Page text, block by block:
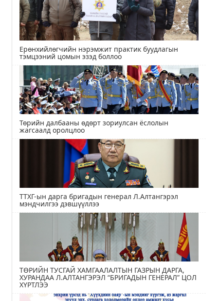
Ерөнхийлөгчийн нэрэмжит практик буудлагын
тэмцээний цомын эзэд боллоо
Төрийн далбааны өдөрт зориулсан ёслолын
жагсаалд оролцлоо
ТТХГ-ын дарга бригадын генерал Л.Алтангэрэл
мэндчилгээ дэвшүүллээ
ТӨРИЙН ТУСГАЙ ХАМГААЛАЛТЫН ГАЗРЫН ДАРГА,
ХУРАНДАА Л.АЛТАНГЭРЭЛ “БРИГАДЫН ГЕНЕРАЛ” ЦОЛ
ХҮРТЛЭЭ